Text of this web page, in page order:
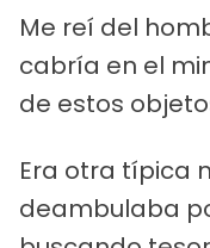
Me reí del
cabría en el
de estos
Era otra típica
deambulaba